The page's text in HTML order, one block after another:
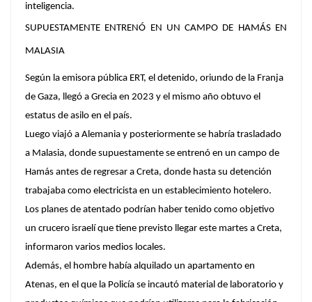
inteligencia.
SUPUESTAMENTE ENTRENÓ EN UN CAMPO DE HAMÁS EN
MALASIA
Según la emisora pública ERT, el detenido, oriundo de la Franja
de Gaza, llegó a Grecia en 2023 y el mismo año obtuvo el
estatus de asilo en el país.
Luego viajó a Alemania y posteriormente se habría trasladado
a Malasia, donde supuestamente se entrenó en un campo de
Hamás antes de regresar a Creta, donde hasta su detención
trabajaba como electricista en un establecimiento hotelero.
Los planes de atentado podrían haber tenido como objetivo
un crucero israelí que tiene previsto llegar este martes a Creta,
informaron varios medios locales.
Además, el hombre había alquilado un apartamento en
Atenas, en el que la Policía se incautó material de laboratorio y